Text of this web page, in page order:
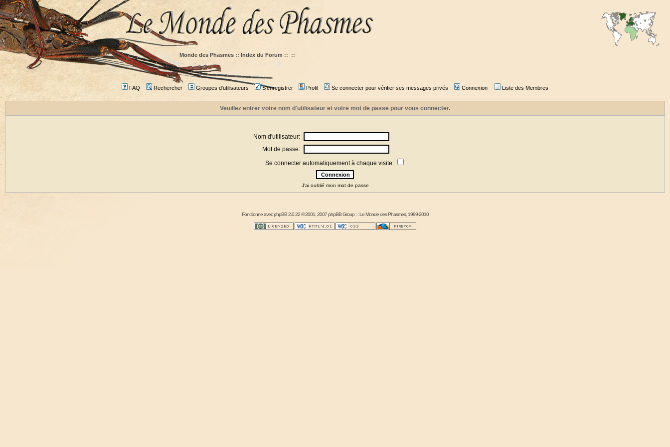
Monde des Phasmes :: Index du Forum :: ::
FAQ Rechercher Groupes d'utilisateurs S'enregistrer Profil Se connecter pour vérifier ses messages privés Connexion Liste des Membres
Veuillez entrer votre nom d'utilisateur et votre mot de passe pour vous connecter.
Nom d'utilisateur:
Mot de passe:
Se connecter automatiquement à chaque visite:
J'ai oublié mon mot de passe
Fonctionne avecphpBB2.0.22 © 2001, 2007 phpBB Group : :Le Monde des Phasmes, 1999-2010